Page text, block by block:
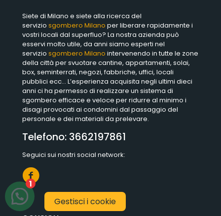
Siete di Milano e siete alla ricerca del
servizio sgombero Milano per liberare rapidamente i
vostri locali dal superfluo? La nostra azienda può
esservi molto utile, da anni siamo esperti nel
servizio sgombero Milano intervenendo in tutte le zone
della città per svuotare cantine, appartamenti, solai,
box, seminterrati, negozi, fabbriche, uffici, locali
pubblici ecc… L’esperienza acquisita negli ultimi dieci
anni ci ha permesso di realizzare un sistema di
sgombero efficace e veloce per ridurre al minimo i
disagi provocati ai condomini dal passaggio del
personale e dei materiali da prelevare.
Telefono: 3662197861
Seguici sui nostri social network:
1
Gestisci i cookie